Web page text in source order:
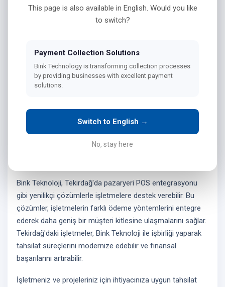
Tahsilat Çözümleri
dönüştürmek, Bink Teknoloji'nin sunduğu en önemli
hizmetlerden biridir. Kredi kartı, banka kartı ve sanal POS
hedefleyen Bink Teknoloji, bölgedeki mağazalar ve e-
ticaret firmaları için etkili ödeme altyapıları oluşturabilir. Bu
sayede, işletmeler hem müşteri memnuniyetini artırarak
rekabet avantajı elde edebilir hem de finansal süreçlerini
Bink Teknoloji, Tekirdağ'da pazaryeri POS entegrasyonu
gibi yenilikçi çözümlerle işletmelere destek verebilir. Bu
çözümler, işletmelerin farklı ödeme yöntemlerini entegre
ederek daha geniş bir müşteri kitlesine ulaşmalarını sağlar.
Tekirdağ'daki işletmeler, Bink Teknoloji ile işbirliği yaparak
tahsilat süreçlerini modernize edebilir ve finansal
başarılarını artırabilir.
İşletmeniz ve projeleriniz için ihtiyacınıza uygun tahsilat
This page is also available in English. Would you like
to switch?
Payment Collection Solutions
Bink Technology is transforming collection processes
by providing businesses with excellent payment
solutions.
Switch to English →
No, stay here